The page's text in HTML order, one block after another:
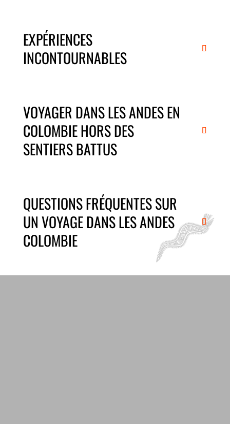
EXPÉRIENCES
INCONTOURNABLES
VOYAGER DANS LES ANDES EN
COLOMBIE HORS DES
SENTIERS BATTUS
QUESTIONS FRÉQUENTES SUR
UN VOYAGE DANS LES ANDES
COLOMBIE